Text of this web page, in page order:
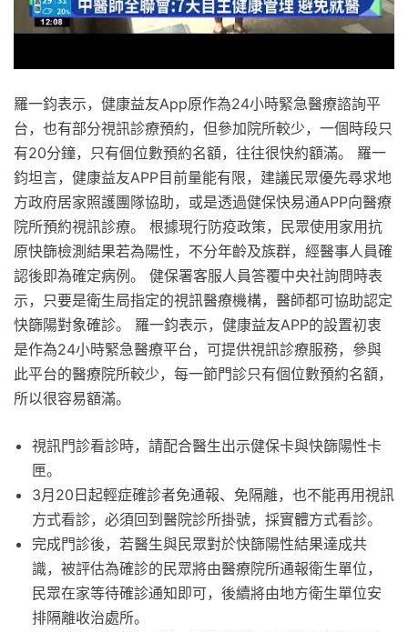
羅一鈞表示，健康益友App原作為24小時緊急醫療諮詢平
台，也有部分視訊診療預約，但參加院所較少，一個時段只
有20分鐘，只有個位數預約名額，往往很快約額滿。 羅一
鈞坦言，健康益友APP目前量能有限，建議民眾優先尋求地
方政府居家照護團隊協助，或是透過健保快易通APP向醫療
院所預約視訊診療。 根據現行防疫政策，民眾使用家用抗
原快篩檢測結果若為陽性，不分年齡及族群，經醫事人員確
認後即為確定病例。 健保署客服人員答覆中央社詢問時表
示，只要是衛生局指定的視訊醫療機構，醫師都可協助認定
快篩陽對象確診。 羅一鈞表示，健康益友APP的設置初衷
是作為24小時緊急醫療平台，可提供視訊診療服務，參與
此平台的醫療院所較少，每一節門診只有個位數預約名額，
所以很容易額滿。
視訊門診看診時，請配合醫生出示健保卡與快篩陽性卡
匣。
3月20日起輕症確診者免通報、免隔離，也不能再用視訊
方式看診，必須回到醫院診所掛號，採實體方式看診。
完成門診後，若醫生與民眾對於快篩陽性結果達成共
識，被評估為確診的民眾將由醫療院所通報衛生單位，
民眾在家等待確診通知即可，後續將由地方衛生單位安
排隔離收治處所。